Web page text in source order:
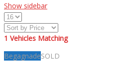
Show sidebar
1 Vehicles Matching
BegagnadeSOLD